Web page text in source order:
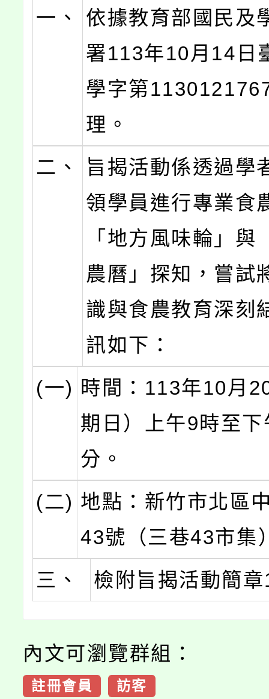
一、
依據教育部國民及
署113年10月14日
學字第
理。
二、
旨揭活動係透過學
領學員進行專業食
「地方風味輪」與
農曆」探知，嘗試
識與食農教育深刻
訊如下：
(一) 時間：113年10月
期日）上午9時至
分。
(二) 地點：新竹市北區
43號（三巷43市集
三、
檢附旨揭活動簡
內文可瀏覽群組：
註冊會員 訪客